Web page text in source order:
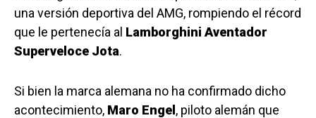
una versión deportiva del AMG, rompiendo el récord
que le pertenecía al Lamborghini Aventador
Superveloce Jota.
Si bien la marca alemana no ha confirmado dicho
acontecimiento, Maro Engel , piloto alemán que